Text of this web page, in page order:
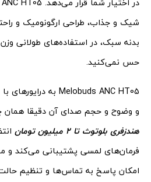
شیک و جذاب، طراحی ارگونومیک و
بدنه سبک، در استفاده‌های طولانی
حس نمی‌کنید.
و وضوح و حجم صدای آن دقیقا همان
هندزفری بلوتوث تا 2 میلیون تومان
فرمان‌های لمسی پشتیبانی می‌کند
امکان پاسخ به تماس‌ها و تنظیم